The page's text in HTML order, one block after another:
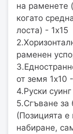
на раменете
когато
лоста) - 1х15
раменен
от земя 1х10
4.Руски
5.Сгъване за
(Позицията е
набиране,